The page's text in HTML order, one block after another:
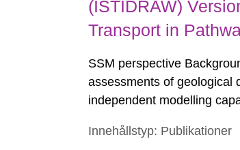
(ISTIDRAW)
Transport in
SSM perspective
assessments of geological
independent modelling
other equation solvers, or
Innehållstyp: Publikationer